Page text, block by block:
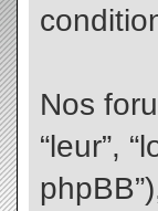
Nos
“leur”,